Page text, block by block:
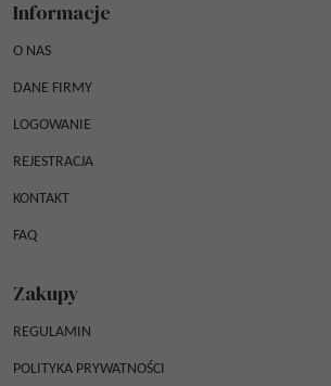
Informacje
O NAS
DANE FIRMY
LOGOWANIE
REJESTRACJA
KONTAKT
FAQ
Zakupy
REGULAMIN
POLITYKA PRYWATNOŚCI